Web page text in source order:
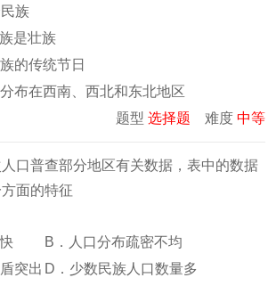
族
是壮族
的传统节日
布在西南、西北和东北地区
题型 选择题 难度 中等
口普查部分地区有关数据，表中的数据
面的特征
B．人口分布疏密不均
突出 D．少数民族人口数量多